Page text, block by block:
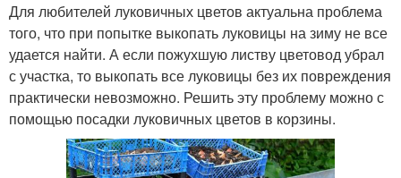
Для любителей луковичных цветов актуальна проблема
того, что при попытке выкопать луковицы на зиму не все
удается найти. А если пожухшую листву цветовод убрал
с участка, то выкопать все луковицы без их повреждения
практически невозможно. Решить эту проблему можно с
помощью посадки луковичных цветов в корзины.